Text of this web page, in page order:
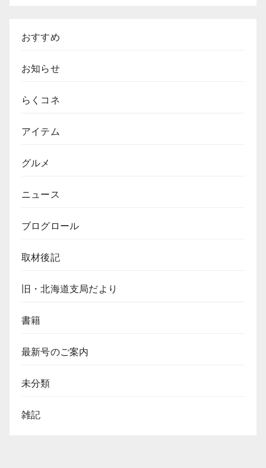
おすすめ
お知らせ
らくコネ
アイテム
グルメ
ニュース
ブログロール
取材後記
旧・北海道支局だより
書籍
最新号のご案内
未分類
雑記